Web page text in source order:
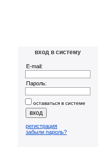
вход в систему
E-mail:
Пароль:
оставаться в системе
регистрация
забыли пароль?